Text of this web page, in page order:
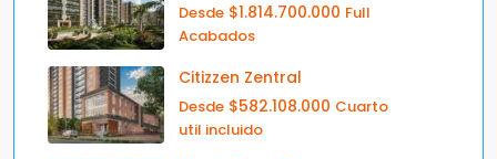
Desde $1.814.700.000 Full
Acabados
Citizzen Zentral
Desde $582.108.000 Cuarto
util incluido